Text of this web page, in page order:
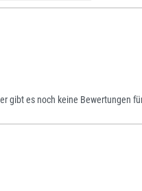
gibt es noch keine Bewertungen